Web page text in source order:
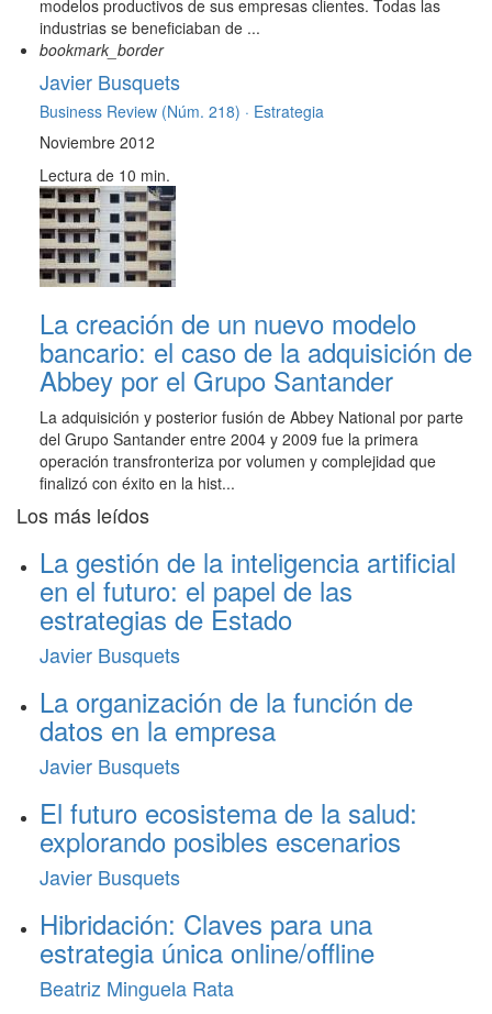
modelos productivos de sus empresas clientes. Todas las
industrias se beneficiaban de ...
bookmark_border
Javier Busquets
Business Review (Núm. 218) · Estrategia
Noviembre 2012
Lectura de 10 min.
La creación de un nuevo modelo
bancario: el caso de la adquisición de
Abbey por el Grupo Santander
La adquisición y posterior fusión de Abbey National por parte
del Grupo Santander entre 2004 y 2009 fue la primera
operación transfronteriza por volumen y complejidad que
finalizó con éxito en la hist...
Los más leídos
La gestión de la inteligencia artificial
en el futuro: el papel de las
estrategias de Estado
Javier Busquets
La organización de la función de
datos en la empresa
Javier Busquets
El futuro ecosistema de la salud:
explorando posibles escenarios
Javier Busquets
Hibridación: Claves para una
estrategia única online/offline
Beatriz Minguela Rata